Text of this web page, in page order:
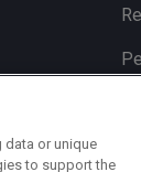
data or unique
to support the